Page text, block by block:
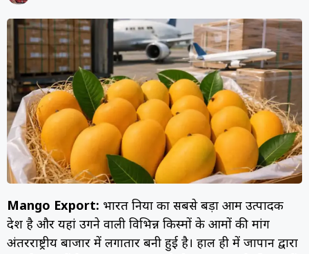
Mango Export: भारत दुनिया का सबसे बड़ा आम उत्पादक
देश है और यहां उगने वाली विभिन्न किस्मों के आमों की मांग
अंतरराष्ट्रीय बाजार में लगातार बनी हुई है। हाल ही में जापान द्वारा